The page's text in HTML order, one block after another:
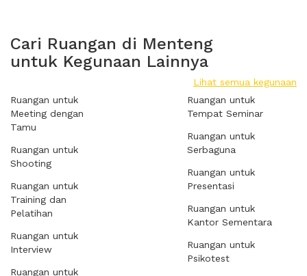
Cari Ruangan di Menteng
untuk Kegunaan Lainnya
Lihat semua kegunaan
Ruangan untuk
Meeting dengan
Tamu
Ruangan untuk
Shooting
Ruangan untuk
Training dan
Pelatihan
Ruangan untuk
Interview
Ruangan untuk
Ruangan untuk
Tempat Seminar
Ruangan untuk
Serbaguna
Ruangan untuk
Presentasi
Ruangan untuk
Kantor Sementara
Ruangan untuk
Psikotest